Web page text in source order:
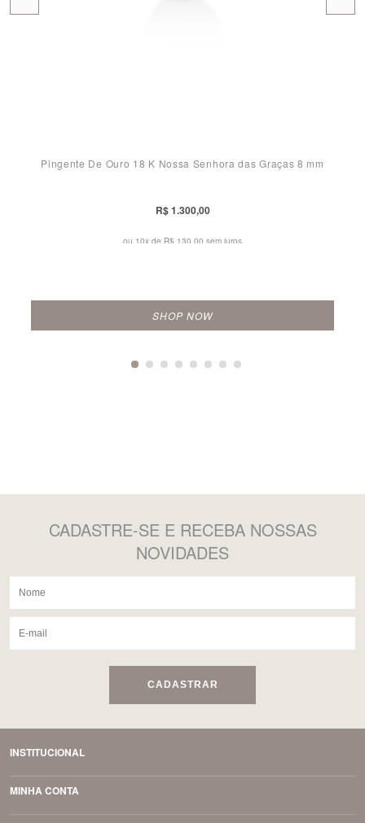
Pingente De Ouro 18 K Nossa Senhora das Graças 8 mm
R$ 1.300,00
ou 10x de R$ 130,00 sem juros
SHOP NOW
CADASTRE-SE E RECEBA NOSSAS
NOVIDADES
CADASTRAR
INSTITUCIONAL
MINHA CONTA